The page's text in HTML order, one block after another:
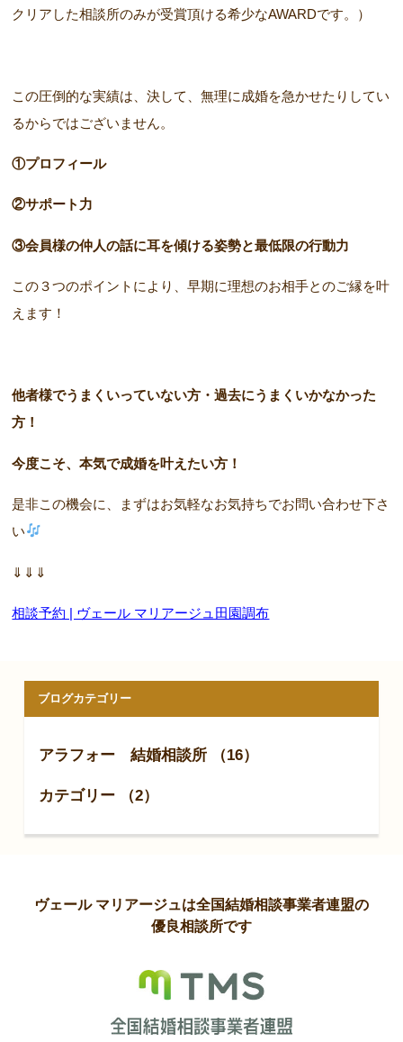
クリアした相談所のみが受賞頂ける希少なAWARDです。）
この圧倒的な実績は、決して、無理に成婚を急かせたりしてい
るからではございません。
①プロフィール
②サポート力
③会員様の仲人の話に耳を傾ける姿勢と最低限の行動力
この３つのポイントにより、早期に理想のお相手とのご縁を叶
えます！
他者様でうまくいっていない方・過去にうまくいかなかった
方！
今度こそ、本気で成婚を叶えたい方！
是非この機会に、まずはお気軽なお気持ちでお問い合わせ下さ
い
⇓⇓⇓
相談予約 | ヴェール マリアージュ田園調布
ブログカテゴリー
アラフォー 結婚相談所 （16）
カテゴリー （2）
ヴェール マリアージュは全国結婚相談事業者連盟の
優良相談所です